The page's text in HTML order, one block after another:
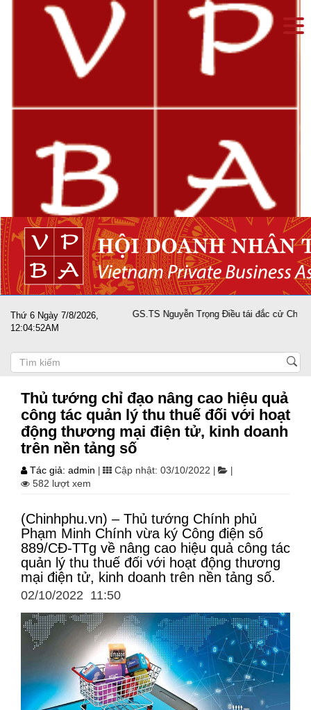
Thứ 6 Ngày 7/8/2026,
12:04:53AM
vượt sóng gió PGS.TS Nguyễn Trọng Điều tái đắc cử Chủ tịch Hội
Thủ tướng chỉ đạo nâng cao hiệu quả
công tác quản lý thu thuế đối với hoạt
động thương mại điện tử, kinh doanh
trên nền tảng số
Tác giả: admin Cập nhật: 03/10/2022
582 lượt xem
(Chinhphu.vn) – Thủ tướng Chính phủ
Phạm Minh Chính vừa ký Công điện số
889/CĐ-TTg về nâng cao hiệu quả công tác
quản lý thu thuế đối với hoạt động thương
mại điện tử, kinh doanh trên nền tảng số.
02/10/2022 11:50